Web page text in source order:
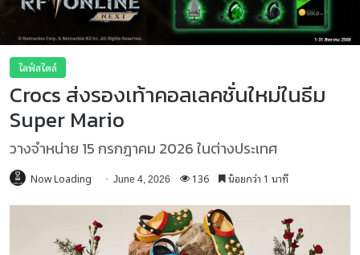
ไลฟ์สไตล์
Crocs ส่งรองเท้าคอลเลคชั่นใหม่ในธีม
Super Mario
วางจำหน่าย 15 กรกฎาคม 2026 ในต่างประเทศ
Now Loading June 4, 2026 136 น้อยกว่า 1 นาที